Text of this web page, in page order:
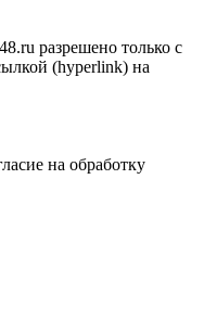
разрешено только с
(hyperlink) на
на обработку